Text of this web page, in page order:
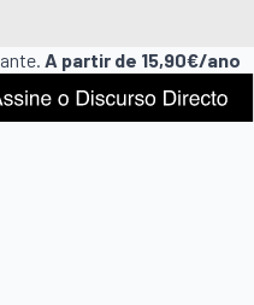
A partir de 15,90€/ano